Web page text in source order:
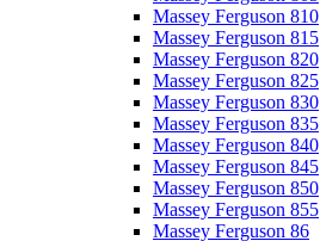
Massey Ferguson 810
Massey Ferguson 815
Massey Ferguson 820
Massey Ferguson 825
Massey Ferguson 830
Massey Ferguson 835
Massey Ferguson 840
Massey Ferguson 845
Massey Ferguson 850
Massey Ferguson 855
Massey Ferguson 86